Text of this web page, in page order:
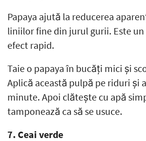
Papaya ajută la reducerea
liniilor fine din jurul gurii. Este
efect rapid.
Taie o papaya în bucăți mici și
Aplică această pulpă pe riduri și
minute. Apoi clătește cu apă
tamponează ca să se usuce.
7. Ceai verde